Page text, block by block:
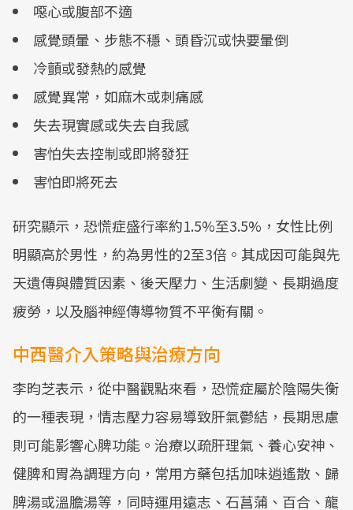
噁心或腹部不適
感覺頭暈、步態不穩、頭昏沉或快要暈倒
冷顫或發熱的感覺
感覺異常，如麻木或刺痛感
失去現實感或失去自我感
害怕失去控制或即將發狂
害怕即將死去
研究顯示，恐慌症盛行率約1.5%至3.5%，女性比例
明顯高於男性，約為男性的2至3倍。其成因可能與先
天遺傳與體質因素、後天壓力、生活劇變、長期過度
疲勞，以及腦神經傳導物質不平衡有關。
中西醫介入策略與治療方向
李昀芝表示，從中醫觀點來看，恐慌症屬於陰陽失衡
的一種表現，情志壓力容易導致肝氣鬱結，長期思慮
則可能影響心脾功能。治療以疏肝理氣、養心安神、
健脾和胃為調理方向，常用方藥包括加味逍遙散、歸
脾湯或溫膽湯等，同時運用遠志、石菖蒲、百合、龍